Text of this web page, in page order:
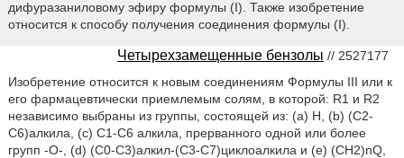
дифуразаниловому эфиру формулы (I). Также изобретение
относится к способу получения соединения формулы (I).
Четырехзамещенные бензолы // 2527177
Изобретение относится к новым соединениям Формулы III или к
его фармацевтически приемлемым солям, в которой: R1 и R2
независимо выбраны из группы, состоящей из: (a) H, (b) (C2-
C6)алкила, (c) C1-C6 алкила, прерванного одной или более
групп -O-, (d) (C0-C3)алкил-(C3-C7)циклоалкила и (e) (CH2)nQ,